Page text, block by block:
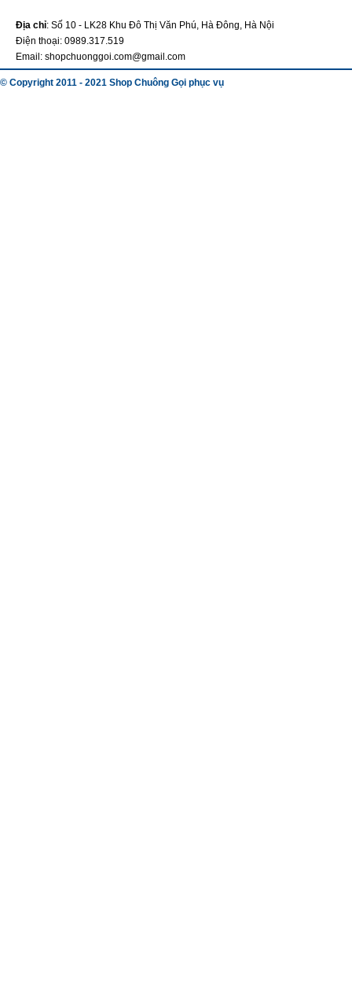
Địa chỉ: Số 10 - LK28 Khu Đô Thị Văn Phú, Hà Đông, Hà Nội
Điện thoại: 0989.317.519
Email: shopchuonggoi.com@gmail.com
© Copyright 2011 - 2021 Shop Chuông Gọi phục vụ